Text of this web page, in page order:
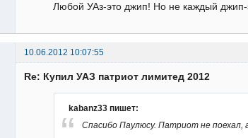
Любой УАз-это джип! Но не каждый джип-
10.06.2012 10:07:55
Re: Купил УАЗ патриот лимитед 2012
kabanz33 пишет:
Спасибо Паулюсу. Патриот не поехал,